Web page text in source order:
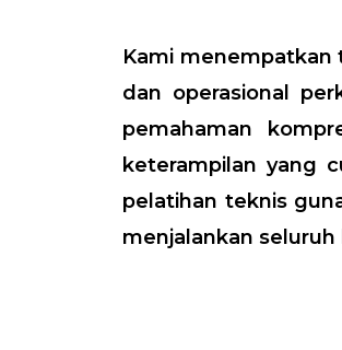
Kami
dan operasional
pemahaman
keterampilan yang
pelatihan teknis
menjalankan